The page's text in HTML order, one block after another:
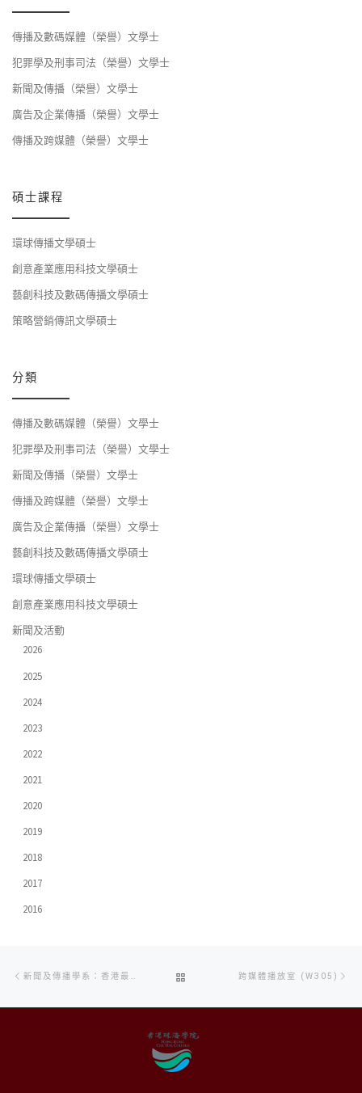
傳播及數碼媒體（榮譽）文學士
犯罪學及刑事司法（榮譽）文學士
新聞及傳播（榮譽）文學士
廣告及企業傳播（榮譽）文學士
傳播及跨媒體（榮譽）文學士
碩士課程
環球傳播文學碩士
創意產業應用科技文學碩士
藝創科技及數碼傳播文學碩士
策略營銷傳訊文學碩士
分類
傳播及數碼媒體（榮譽）文學士
犯罪學及刑事司法（榮譽）文學士
新聞及傳播（榮譽）文學士
傳播及跨媒體（榮譽）文學士
廣告及企業傳播（榮譽）文學士
藝創科技及數碼傳播文學碩士
環球傳播文學碩士
創意產業應用科技文學碩士
新聞及活動
2026
2025
2024
2023
2022
2021
2020
2019
2018
2017
2016
navigation
Previous
TO
POST
跨媒體播放室 (W305)